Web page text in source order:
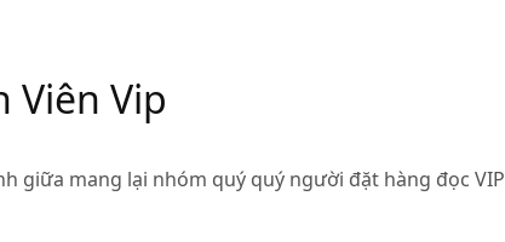
Viên Vip
giữa mang lại nhóm quý quý người đặt hàng đọc